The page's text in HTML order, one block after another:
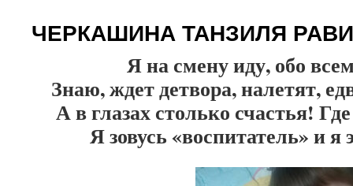
ЧЕРКАШИНА ТАНЗИЛЯ
Я на смену иду, обо
Знаю, ждет детвора, налетят,
А в глазах столько счастья!
Я зовусь «воспитатель» и